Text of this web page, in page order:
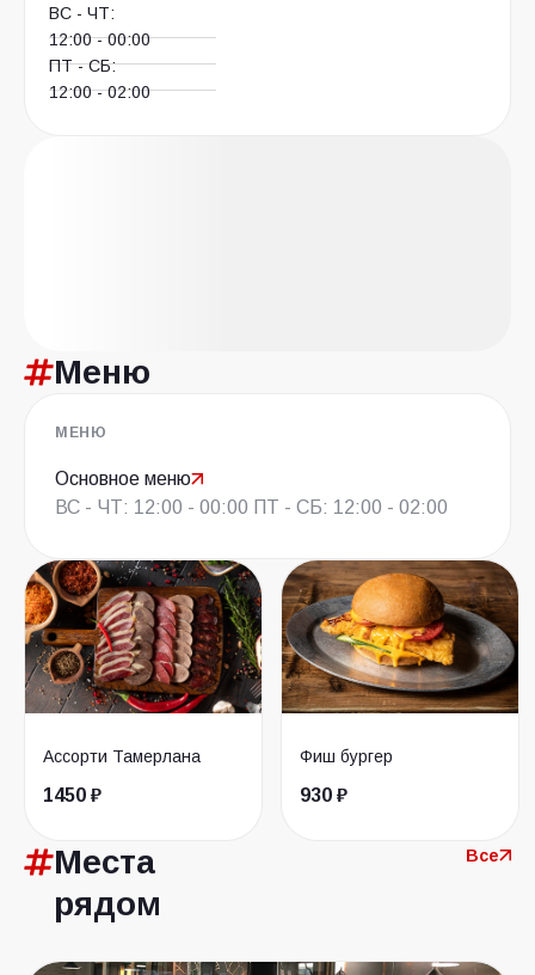
ВС - ЧТ:
12:00 - 00:00
ПТ - СБ:
12:00 - 02:00
Меню
МЕНЮ
Основное меню
ВС - ЧТ: 12:00 - 00:00 ПТ - СБ: 12:00 - 02:00
Ассорти Тамерлана
1450 ₽
Фиш бургер
930 ₽
Места
рядом
Все